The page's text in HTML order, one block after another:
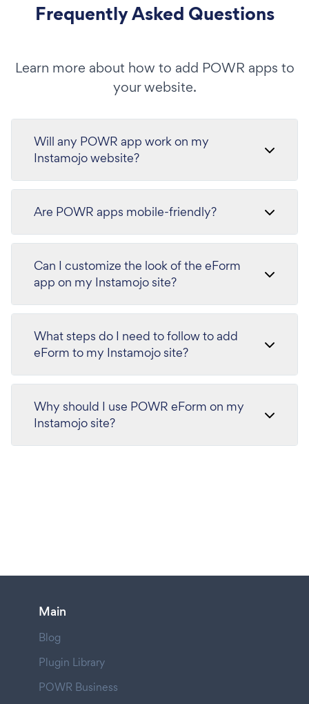
Frequently Asked Questions
Learn more about how to add POWR apps to
your website.
Will any POWR app work on my
Instamojo website?
Are POWR apps mobile-friendly?
Can I customize the look of the eForm
app on my Instamojo site?
What steps do I need to follow to add
eForm to my Instamojo site?
Why should I use POWR eForm on my
Instamojo site?
Main
Blog
Plugin Library
POWR Business